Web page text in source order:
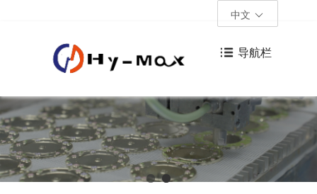
中文
导航栏